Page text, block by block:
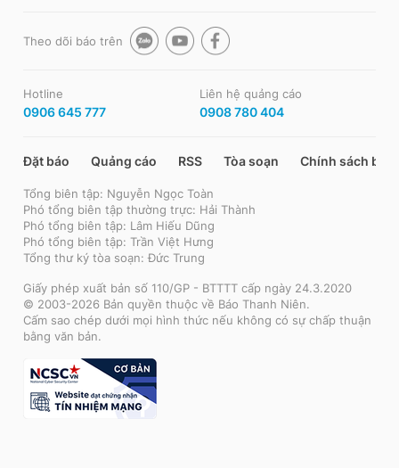
Theo dõi báo trên
Hotline
0906 645 777
Liên hệ quảng cáo
0908 780 404
Đặt báo Quảng cáo RSS Tòa soạn Chính sách bảo
Tổng biên tập: Nguyễn Ngọc Toàn
Phó tổng biên tập thường trực: Hải Thành
Phó tổng biên tập: Lâm Hiếu Dũng
Phó tổng biên tập: Trần Việt Hưng
Tổng thư ký tòa soạn: Đức Trung
Giấy phép xuất bản số 110/GP - BTTTT cấp ngày 24.3.2020
© 2003-2026 Bản quyền thuộc về Báo Thanh Niên.
Cấm sao chép dưới mọi hình thức nếu không có sự chấp thuận
bằng văn bản.